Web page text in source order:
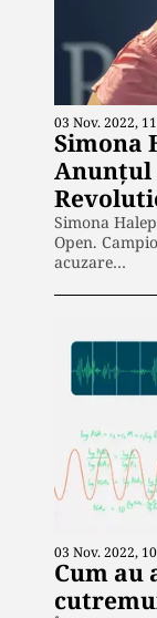
03 Nov. 2022,
Simona
Anunțul
Simona
Open.
acuzare…
03 Nov. 2022,
Cum au